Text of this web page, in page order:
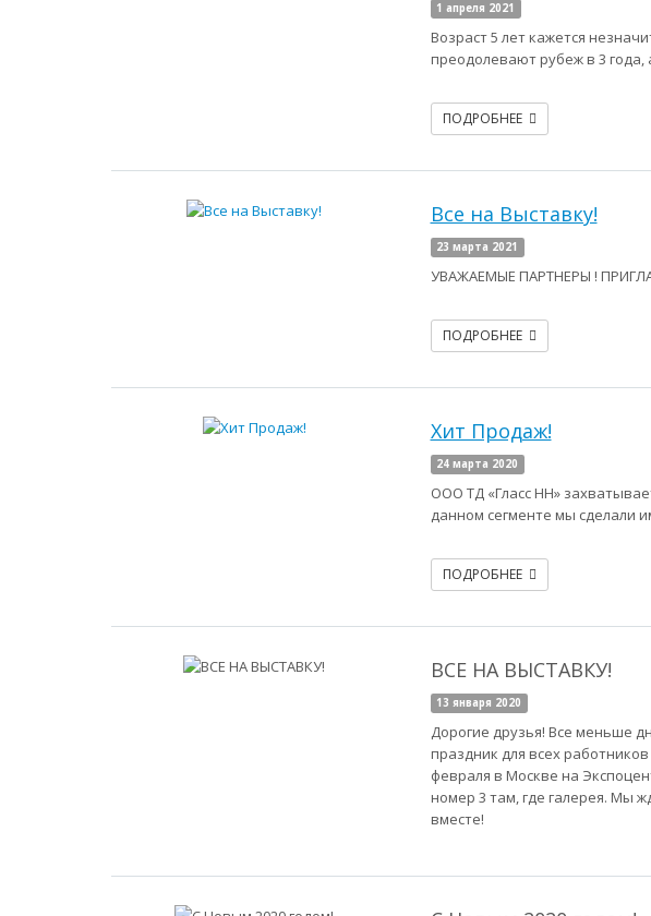
1 апреля 2021
Возраст 5 лет кажется
преодолевают рубеж в 3 года,
ПОДРОБНЕЕ
Все на Выставку!
23 марта 2021
УВАЖАЕМЫЕ ПАРТНЕРЫ !
ПОДРОБНЕЕ
Хит Продаж!
24 марта 2020
ООО ТД «Гласс НН»
данном сегменте мы сделали
ПОДРОБНЕЕ
ВСЕ НА ВЫСТАВКУ!
13 января 2020
Дорогие друзья! Все меньше
праздник для всех
февраля в Москве на
номер 3 там, где галерея. Мы
вместе!